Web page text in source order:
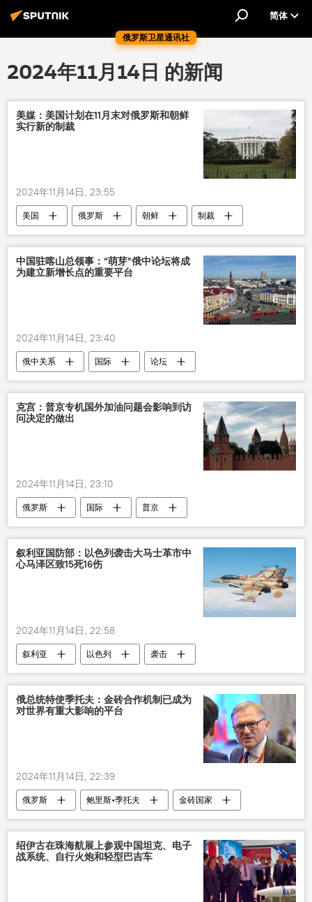
俄罗斯卫星通讯社
简体
2024年11月14日 的新闻
美媒：美国计划在11月末对俄罗斯和朝鲜
实行新的制裁
2024年11月14日, 23:55
美国 俄罗斯 朝鲜 制裁
中国驻喀山总领事：“萌芽”俄中论坛将成
为建立新增长点的重要平台
2024年11月14日, 23:40
俄中关系 国际 论坛
克宫：普京专机国外加油问题会影响到访
问决定的做出
2024年11月14日, 23:10
俄罗斯 国际 普京
叙利亚国防部：以色列袭击大马士革市中
心马泽区致15死16伤
2024年11月14日, 22:58
叙利亚 以色列
袭击
大马士革
死伤
俄总统特使季托夫：金砖合作机制已成为
对世界有重大影响的平台
2024年11月14日, 22:39
俄罗斯 鲍里斯•季托夫
金砖国家
影响
绍伊古在珠海航展上参观中国坦克、电子
战系统、自行火炮和轻型巴吉车